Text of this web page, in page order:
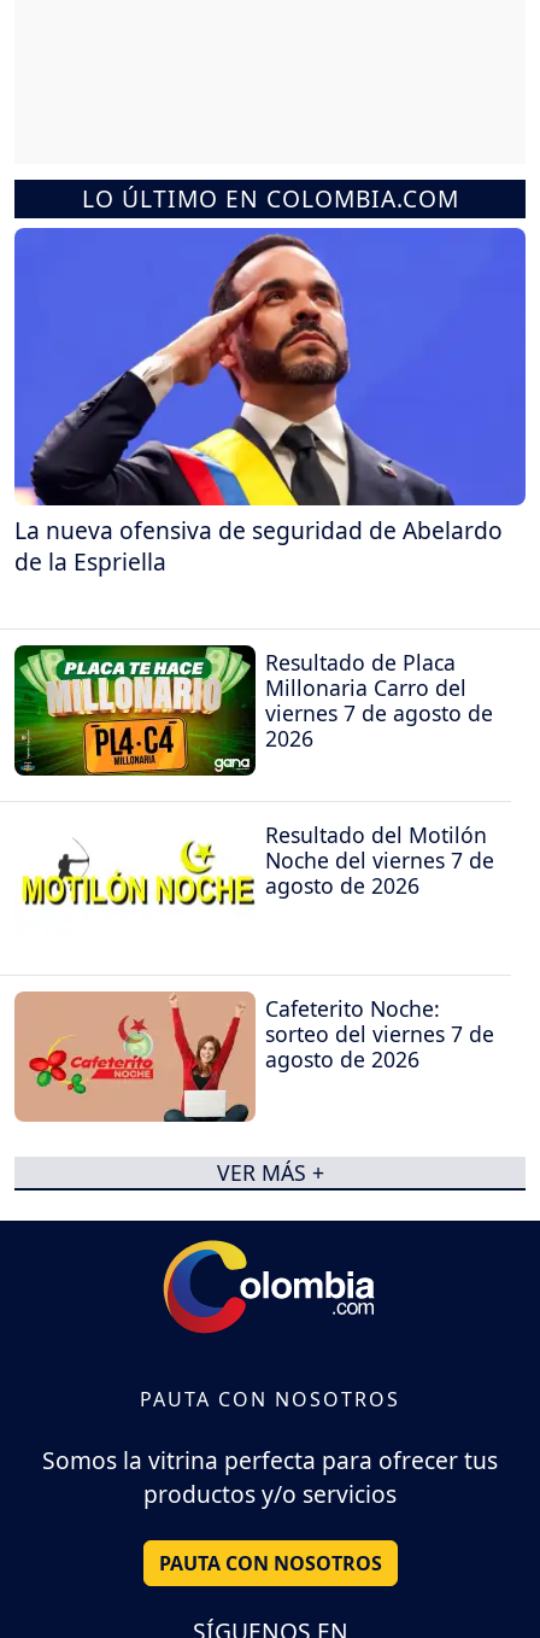
LO ÚLTIMO EN COLOMBIA.COM
La nueva ofensiva de seguridad de Abelardo
de la Espriella
Resultado de Placa
Millonaria Carro del
viernes 7 de agosto de
2026
Resultado del Motilón
Noche del viernes 7 de
agosto de 2026
Cafeterito Noche:
sorteo del viernes 7 de
agosto de 2026
VER MÁS +
PAUTA CON NOSOTROS
Somos la vitrina perfecta para ofrecer tus
productos y/o servicios
PAUTA CON NOSOTROS